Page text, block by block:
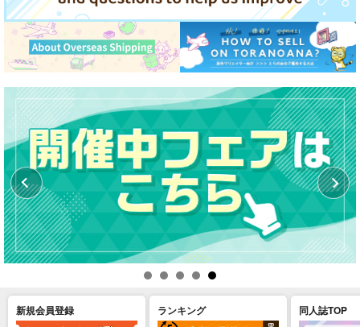
新規会員登録 ランキング 同人誌TOP